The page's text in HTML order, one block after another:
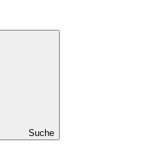
Suche